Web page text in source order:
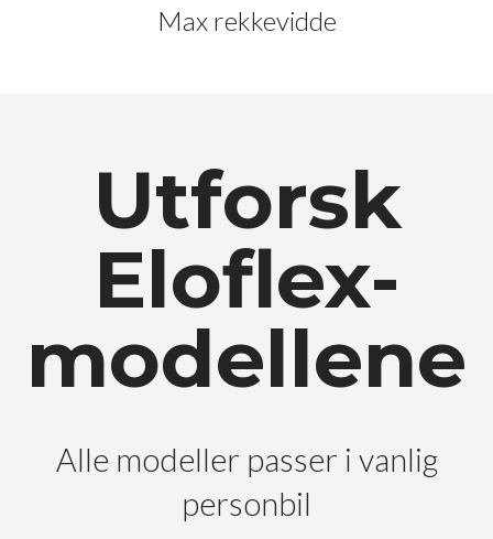
Max rekkevidde
Utforsk
Eloflex-
modellene
Alle modeller passer i vanlig
personbil